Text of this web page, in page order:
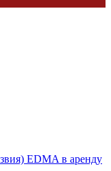
EDMA в аренду